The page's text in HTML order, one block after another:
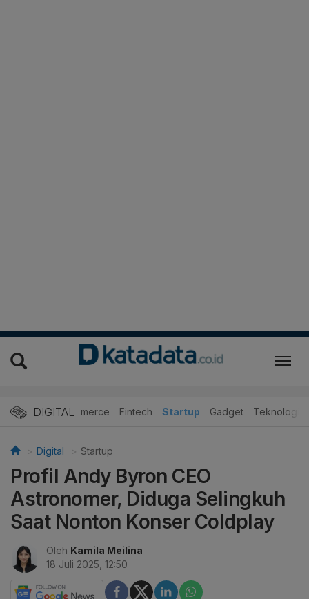
DIGITAL
E-Commerce Fintech Startup Gadget Teknologi
Digital Startup
Profil Andy Byron CEO
Astronomer, Diduga Selingkuh
Saat Nonton Konser Coldplay
Oleh Kamila Meilina
18 Juli 2025, 12:50